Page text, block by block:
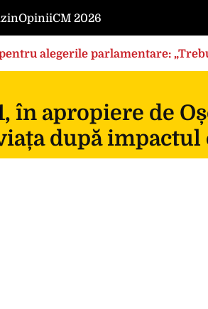
OpiniiCM 2026
alegerile parlamentare:
în apropiere de
după impactul